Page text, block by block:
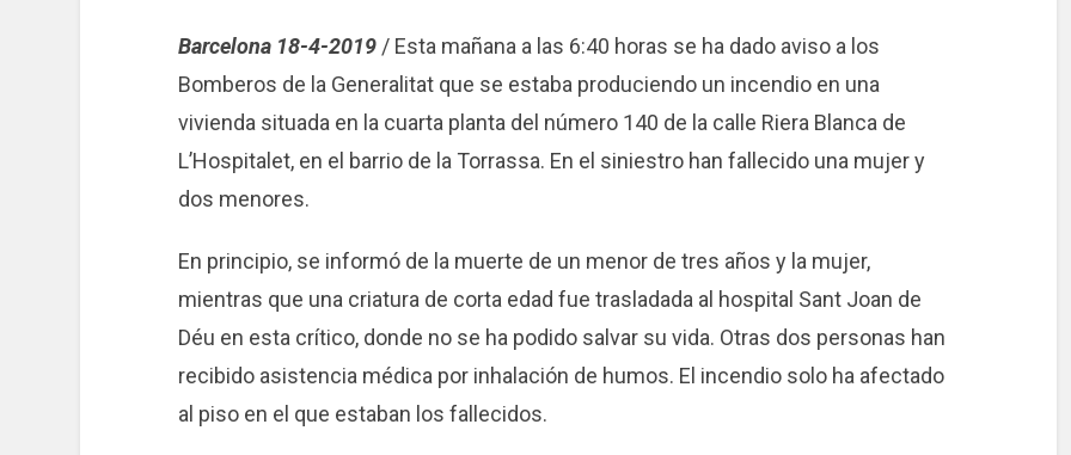
Barcelona 18-4-2019/ Esta mañana a las 6:40 horas se ha dado aviso a los
Bomberos de la Generalitat que se estaba produciendo un incendio en una
vivienda situada en la cuarta planta del número 140 de la calle Riera Blanca de
L’Hospitalet, en el barrio de la Torrassa. En el siniestro han fallecido una mujer y
dos menores.
En principio, se informó de la muerte de un menor de tres años y la mujer,
mientras que una criatura de corta edad fue trasladada al hospital Sant Joan de
Déu en esta crítico, donde no se ha podido salvar su vida. Otras dos personas han
recibido asistencia médica por inhalación de humos. El incendio solo ha afectado
al piso en el que estaban los fallecidos.